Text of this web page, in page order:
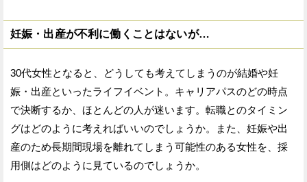
妊娠・出産が不利に働くことはないが…
30代女性となると、どうしても考えてしまうのが結婚や妊
娠・出産といったライフイベント。キャリアパスのどの時点
で決断するか、ほとんどの人が迷います。転職とのタイミン
グはどのように考えればいいのでしょうか。また、妊娠や出
産のため長期間現場を離れてしまう可能性のある女性を、採
用側はどのように見ているのでしょうか。